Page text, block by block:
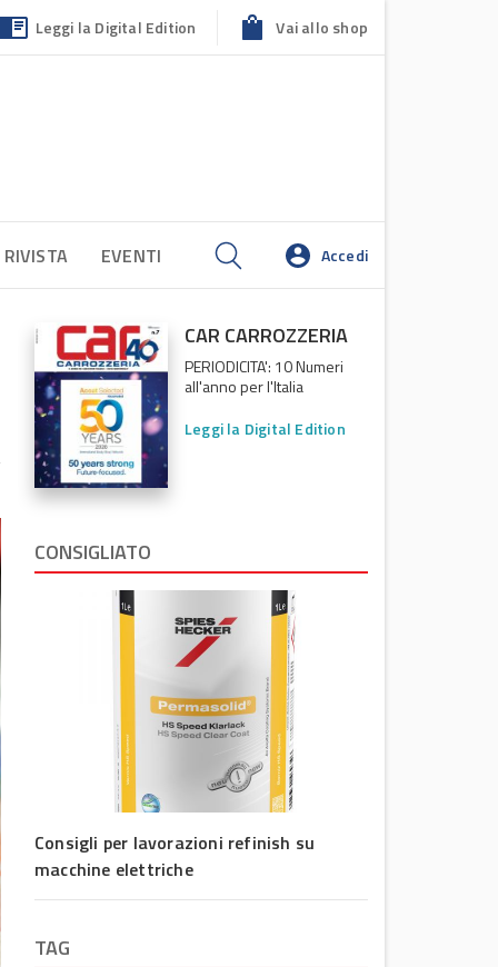
Leggi la Digital Edition Vai allo shop
EVENTI Accedi
CAR CARROZZERIA
PERIODICITA': 10 Numeri
all'anno per l'Italia
Leggi la Digital Edition
CONSIGLIATO
Consigli per lavorazioni refinish su
macchine elettriche
TAG